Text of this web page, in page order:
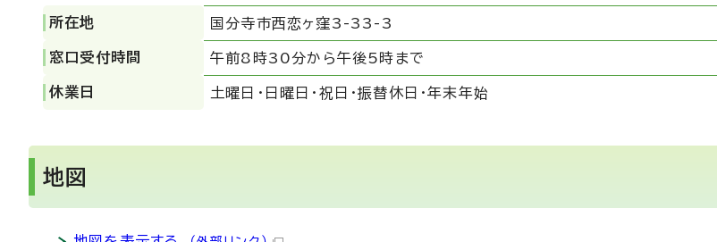
所在地 国分寺市西恋ヶ窪3-33-3
窓口受付時間 午前8時30分から午後5時まで
休業日 土曜日・日曜日・祝日・振替休日・年末年始
地図